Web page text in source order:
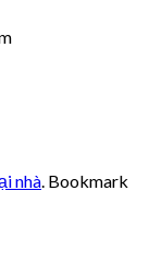
nhà . Bookmark